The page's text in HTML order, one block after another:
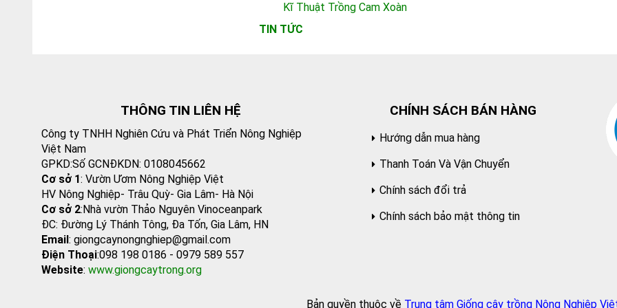
Kĩ Thuật Trồng Cam Xoàn
TIN TỨC
THÔNG TIN LIÊN HỆ
Công ty TNHH Nghiên Cứu và Phát Triển Nông Nghiệp
Việt Nam
GPKD:Số GCNĐKDN: 0108045662
Cơ sở 1: Vườn Ươm Nông Nghiệp Việt
HV Nông Nghiệp- Trâu Quỳ- Gia Lâm- Hà Nội
Cơ sở 2:Nhà vườn Thảo Nguyên Vinoceanpark
ĐC: Đường Lý Thánh Tông, Đa Tốn, Gia Lâm, HN
Email : giongcaynongnghiep@gmail.com
Điện Thoại:098 198 0186 - 0979 589 557
Website: www.giongcaytrong.org
CHÍNH SÁCH BÁN HÀNG
Hướng dẫn mua hàng
Thanh Toán Và Vận Chuyển
Chính sách đổi trả
Chính sách bảo mật thông tin
Bản quyền thuộc về Trung tâm Giống cây trồng Nông Nghiệp